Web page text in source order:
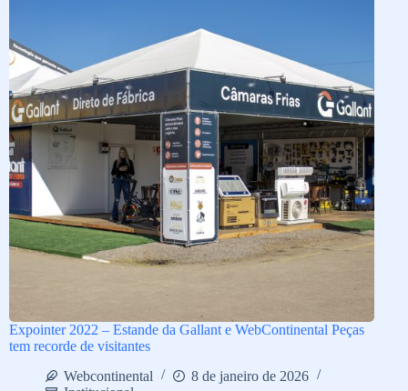
Expointer 2022 – Estande da Gallant e WebContinental Peças
tem recorde de visitantes
Webcontinental
8 de janeiro de 2026